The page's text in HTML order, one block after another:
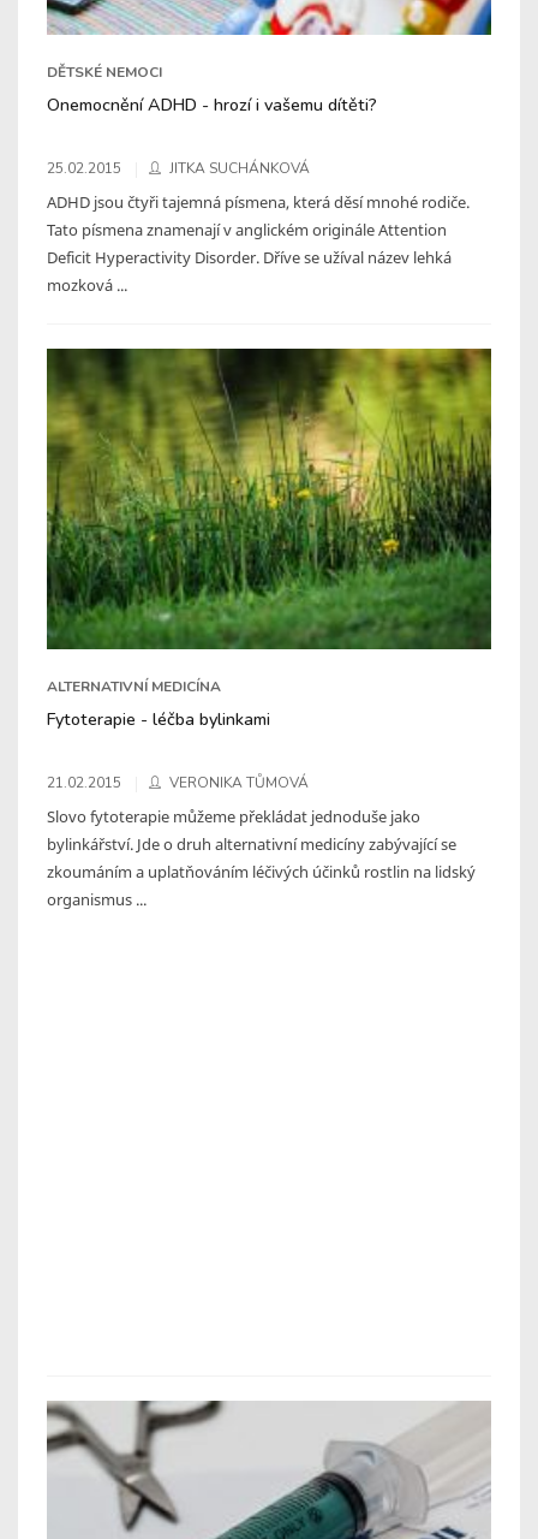
DĚTSKÉ NEMOCI
Onemocnění ADHD - hrozí i vašemu dítěti?
25.02.2015 JITKA SUCHÁNKOVÁ
ADHD jsou čtyři tajemná písmena, která děsí mnohé rodiče.
Tato písmena znamenají v anglickém originále Attention
Deficit Hyperactivity Disorder. Dříve se užíval název lehká
mozková ...
ALTERNATIVNÍ MEDICÍNA
Fytoterapie - léčba bylinkami
21.02.2015 VERONIKA TŮMOVÁ
Slovo fytoterapie můžeme překládat jednoduše jako
bylinkářství. Jde o druh alternativní medicíny zabývající se
zkoumáním a uplatňováním léčivých účinků rostlin na lidský
organismus ...